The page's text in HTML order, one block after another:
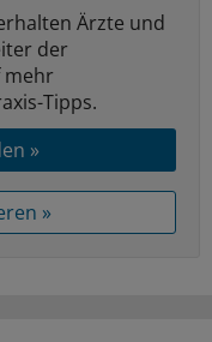
Ärzte und
der
mehr
Tipps.
»
»